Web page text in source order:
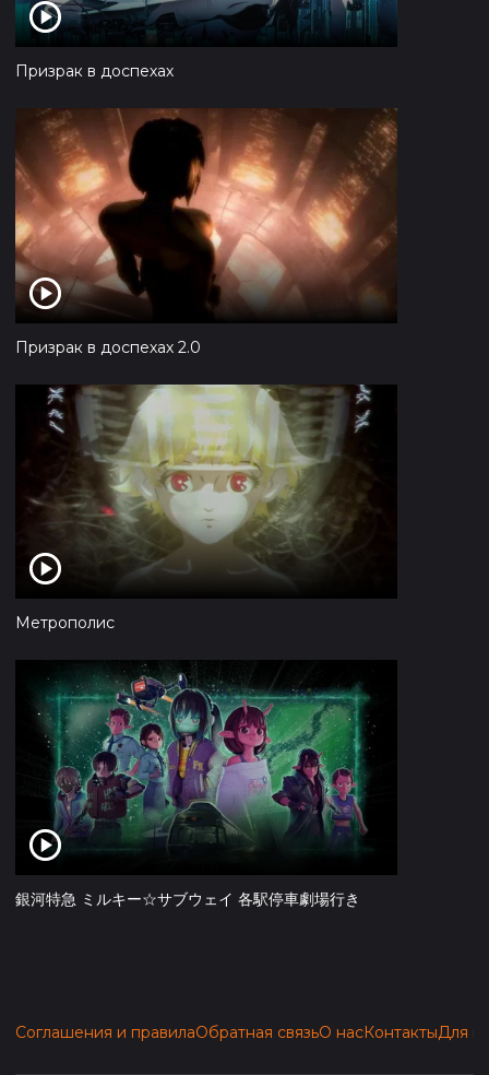
Призрак в доспехах
Призрак в доспехах 2.0
Метрополис
銀河特急 ミルキー☆サブウェイ 各駅停車劇場行き
Соглашения и правилаОбратная связьО насКонтактыДля